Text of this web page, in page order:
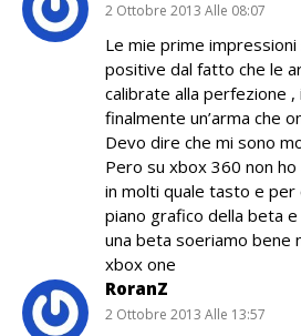
2 Ottobre 2013 Alle 08:07
Le mie prime
positive dal fatto che le
calibrate alla perfezione ,
finalmente un’arma che
Devo dire che mi sono
Pero su xbox 360 non
in molti quale tasto e per
piano grafico della beta
una beta soeriamo bene
xbox one
RoranZ
2 Ottobre 2013 Alle 13:57